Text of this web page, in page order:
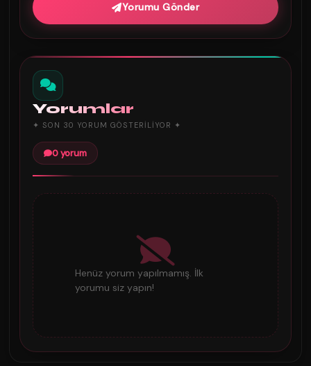
Yorumu Gönder
Yorumlar
✦ SON 30 YORUM GÖSTERILIYOR ✦
0 yorum
Henüz yorum yapılmamış. İlk
yorumu siz yapın!